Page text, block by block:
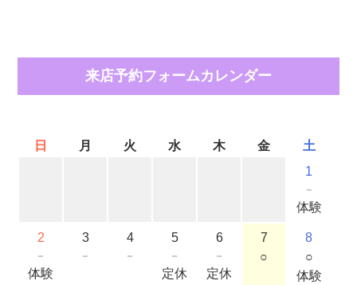
来店予約フォームカレンダー
日 月 火 水 木 金
土
1
－
体験
2
－
体験
3
－
4
－
5
－
定休
6
－
定休
7
○
8
○
体験